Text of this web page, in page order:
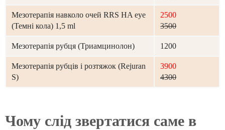
Мезотерапія навколо очей RRS HA eye
(Темні кола) 1,5 ml
2500
3500
Мезотерапія рубця (Триамцинолон) 1200
Мезотерапія рубців і розтяжок (Rejuran
S)
3900
4300
Чому слід звертатися саме в